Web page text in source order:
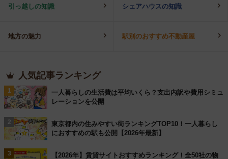
引っ越しの知識 シェアハウスの知識
地方の魅力 駅別のおすすめ不動産屋
人気記事ランキング
1
一人暮らしの生活費は平均いくら？支出内訳や費用シミュ
レーションを公開
2
東京都内の住みやすい街ランキングTOP10！一人暮らし
におすすめの駅も公開【2026年最新】
3
【2026年】賃貸サイトおすすめランキング！全50社の物